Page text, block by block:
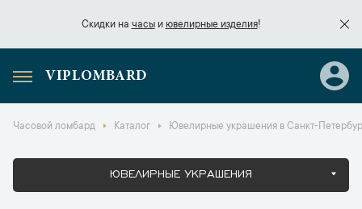
Скидки на часыи ювелирные изделия!
Скидки начасы
VIPLOMBARD
Часовой ломбард Каталог Ювелирные украшения в Санкт-
ЮВЕЛИРНЫЕ УКРАШЕНИЯ